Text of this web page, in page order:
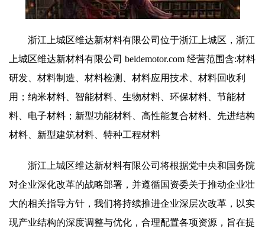
浙江上城区维达新材料有限公司位于浙江上城区，浙江
上城区维达新材料有限公司 beidemotor.com 经营范围含:材料
研发、材料制造、材料检测、材料应用技术、材料回收利
用；纳米材料、智能材料、生物材料、环保材料、节能材
料、电子材料；新型功能材料、高性能复合材料、先进结构
材料、新型建筑材料、特种工程材料
浙江上城区维达新材料有限公司将根据党中央和国务院
对企业深化改革的战略部署，并遵循国资委关于推动企业壮
大的相关指导方针，我们将持续推进企业深层次改革，以实
现产业结构的深度调整与优化，合理配置各项资源，旨在提